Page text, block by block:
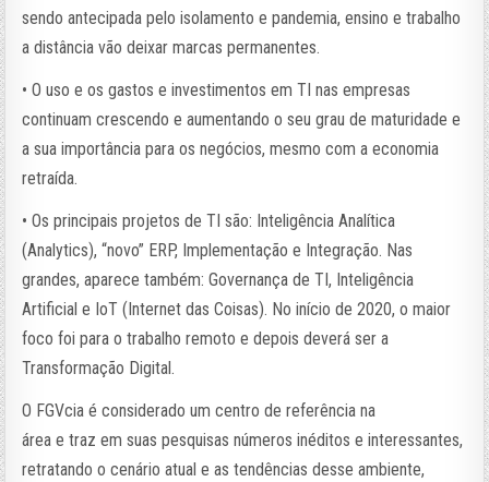
sendo antecipada pelo isolamento e pandemia, ensino e trabalho
a distância vão deixar marcas permanentes.
• O uso e os gastos e investimentos em TI nas empresas
continuam crescendo e aumentando o seu grau de maturidade e
a sua importância para os negócios, mesmo com a economia
retraída.
• Os principais projetos de TI são: Inteligência Analítica
(Analytics), “novo” ERP, Implementação e Integração. Nas
grandes, aparece também: Governança de TI, Inteligência
Artificial e IoT (Internet das Coisas). No início de 2020, o maior
foco foi para o trabalho remoto e depois deverá ser a
Transformação Digital.
O FGVcia é considerado um centro de referência na
área e traz em suas pesquisas números inéditos e interessantes,
retratando o cenário atual e as tendências desse ambiente,